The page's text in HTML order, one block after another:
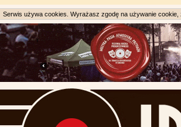
Serwis używa cookies. Wyrażasz zgodę na używanie